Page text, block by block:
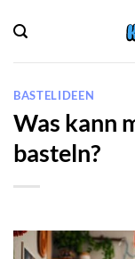
Inhalt
springen
BASTELIDEEN
Was kann
basteln?